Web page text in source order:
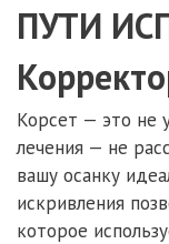
ПУТИ
Корсет — это не
лечения — не
вашу осанку
искривления
которое